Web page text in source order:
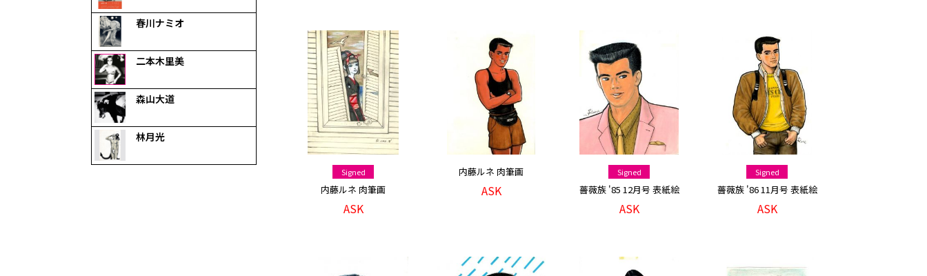
Signed
内藤ルネ 肉筆画
ASK
内藤ルネ 肉筆画
ASK
Signed
薔薇族 '85 12月号 表紙絵
ASK
Signed
薔薇族 '86 11月号 表紙絵
ASK
春川ナミオ
二本木里美
森山大道
林月光